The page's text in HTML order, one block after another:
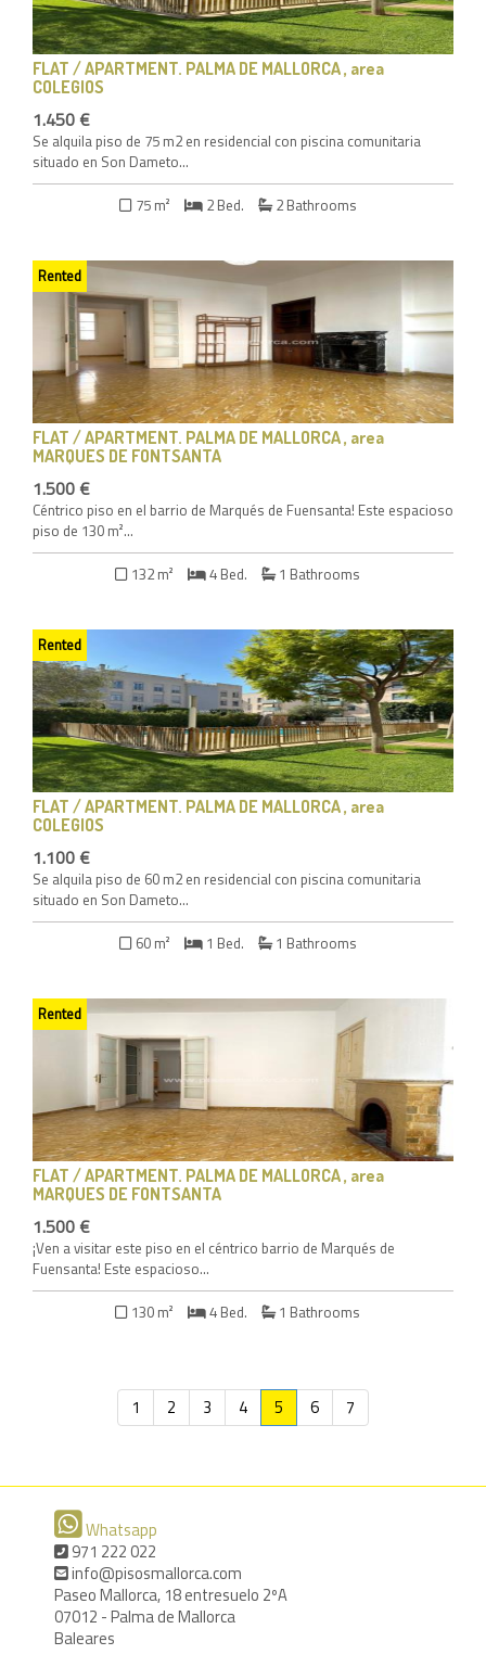
FLAT / APARTMENT. PALMA DE MALLORCA , area
COLEGIOS
1.450 €
Se alquila piso de 75 m2 en residencial con piscina comunitaria
situado en Son Dameto...
75 m²
2 Bed. 2 Bathrooms
Rented
FLAT / APARTMENT. PALMA DE MALLORCA , area
MARQUES DE FONTSANTA
1.500 €
Céntrico piso en el barrio de Marqués de Fuensanta! Este espacioso
piso de 130 m²...
132 m²
4 Bed. 1 Bathrooms
Rented
FLAT / APARTMENT. PALMA DE MALLORCA , area
COLEGIOS
1.100 €
Se alquila piso de 60 m2 en residencial con piscina comunitaria
situado en Son Dameto...
60 m²
1 Bed. 1 Bathrooms
Rented
FLAT / APARTMENT. PALMA DE MALLORCA , area
MARQUES DE FONTSANTA
1.500 €
¡Ven a visitar este piso en el céntrico barrio de Marqués de
Fuensanta! Este espacioso...
130 m²
4 Bed. 1 Bathrooms
1 2 3 4 5 6 7
Whatsapp
971 222 022
info@pisosmallorca.com
Paseo Mallorca, 18 entresuelo 2ºA
07012 - Palma de Mallorca
Baleares